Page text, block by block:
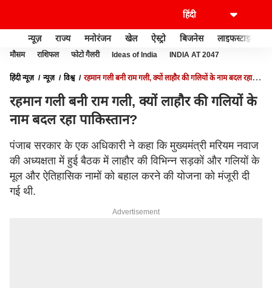
न्यूज़ राज्य मनोरंजन खेल ऐस्ट्रो बिजनेस लाइफस्टाइल
मौसम राशिफल फोटो गैलरी Ideas of India INDIA AT 2047
हिंदी न्यूज़ न्यूज़ विश्व
रहमान गली बनी राम गली, क्यों लाहौर की गलियों के नाम बदल रहा
रहमान गली बनी राम गली, क्यों लाहौर की गलियों के
नाम बदल रहा पाकिस्तान?
पंजाब सरकार के एक अधिकारी ने कहा कि मुख्यमंत्री मरियम नवाज
की अध्यक्षता में हुई बैठक में लाहौर की विभिन्न सड़कों और गलियों के
मूल और ऐतिहासिक नामों को बहाल करने की योजना को मंजूरी दी
गई थी.
Advertisement